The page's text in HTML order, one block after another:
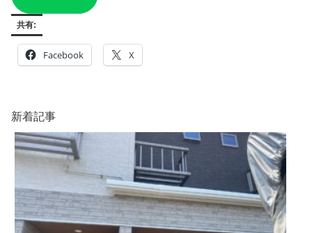
共有:
Facebook X
新着記事